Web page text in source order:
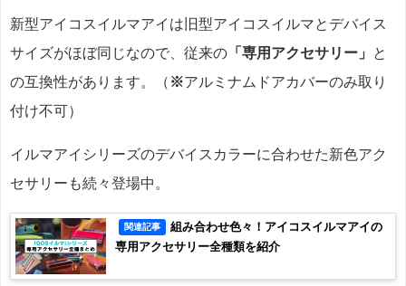
新型アイコスイルマアイは旧型アイコスイルマとデバイス
サイズがほぼ同じなので、従来の 「専用アクセサリー」
と
の互換性があります。（ ※アルミナムドアカバーのみ取り
付け不可）
イルマアイシリーズのデバイスカラーに合わせた新色アク
セサリーも続々登場中。
関連記事
組み合わせ色々！アイコスイルマアイの
専用アクセサリー全種類を紹介